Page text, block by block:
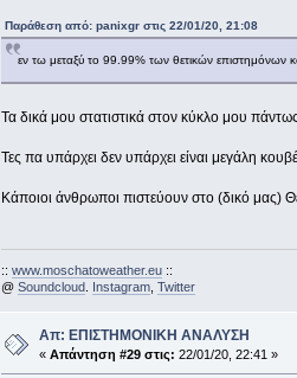
Παράθεση από: panixgr στις 22/01/20, 21:08
εν τω μεταξύ το 99.99% των θετικών επιστημόνων
Τα δικά μου στατιστικά στον κύκλο μου
Τες πα υπάρχει δεν υπάρχει είναι μεγάλη
Κάποιοι άνθρωποι πιστεύουν στο (δικό μας)
:: www.moschatoweather.eu::
@ Soundcloud Instagram, Twitter
Απ: ΕΠΙΣΤΗΜΟΝΙΚΗ ΑΝΑΛΥΣΗ
« Απάντηση #29 στις: 22/01/20, 22:41 »